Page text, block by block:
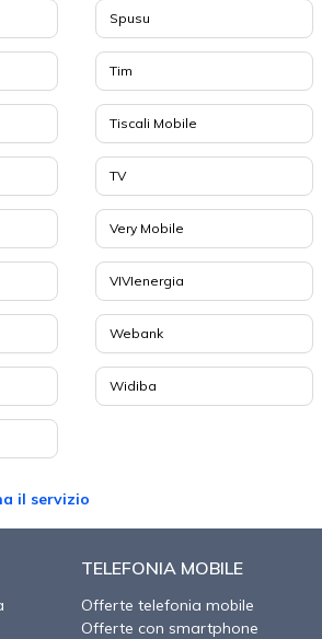
Spusu
Tim
Tiscali Mobile
TV
Very Mobile
VIVIenergia
Webank
Widiba
il servizio
TELEFONIA MOBILE
Offerte telefonia mobile
Offerte con smartphone